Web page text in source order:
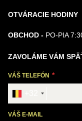
OTVÁRACIE HODINY
OBCHOD - PO-PIA
ZAVOLÁME VÁM
VÁŠ TELEFÓN
VÁŠ E-MAIL